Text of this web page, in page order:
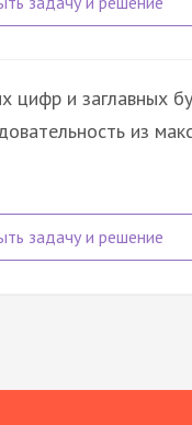
и заглавных
из